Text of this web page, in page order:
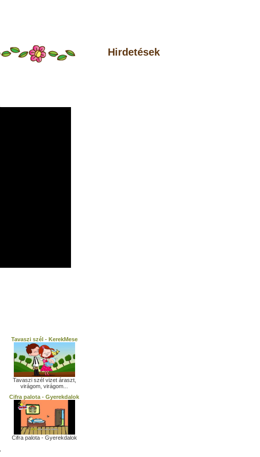
Tavaszi szél - KerekMese
Tavaszi szél vizet áraszt,
virágom, virágom...
Cifra palota - Gyerekdalok
Cifra palota - Gyerekdalok
Hirdetések